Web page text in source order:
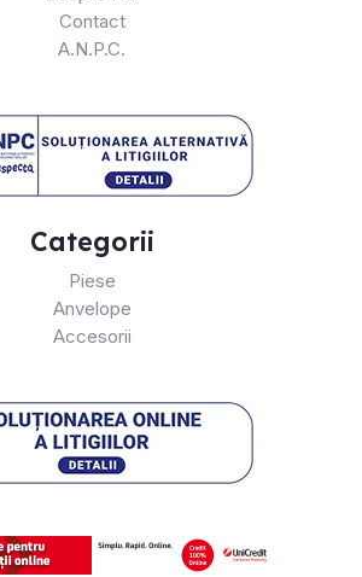
Contact
A.N.P.C.
Categorii
Piese
Anvelope
Accesorii